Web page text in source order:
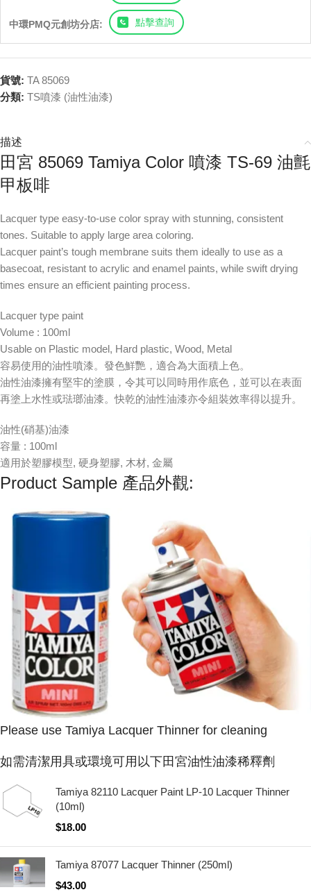
中環PMQ元創坊分店: 點擊查詢
貨號: TA 85069
分類: TS噴漆 (油性油漆)
描述
田宮 85069 Tamiya Color 噴漆 TS-69 油氈
甲板啡
Lacquer type easy-to-use color spray with stunning, consistent
tones. Suitable to apply large area coloring.
Lacquer paint’s tough membrane suits them ideally to use as a
basecoat, resistant to acrylic and enamel paints, while swift drying
times ensure an efficient painting process.
Lacquer type paint
Volume : 100ml
Usable on Plastic model, Hard plastic, Wood, Metal
容易使用的油性噴漆。發色鮮艷，適合為大面積上色。
油性油漆擁有堅牢的塗膜，令其可以同時用作底色，並可以在表面
再塗上水性或琺瑯油漆。快乾的油性油漆亦令組裝效率得以提升。
油性(硝基)油漆
容量 : 100ml
適用於塑膠模型, 硬身塑膠, 木材, 金屬
Product Sample 產品外觀:
Please use Tamiya Lacquer Thinner for cleaning
如需清潔用具或環境可用以下田宮油性油漆稀釋劑
Tamiya 82110 Lacquer Paint LP-10 Lacquer Thinner
(10ml)
$18.00
Tamiya 87077 Lacquer Thinner (250ml)
$43.00